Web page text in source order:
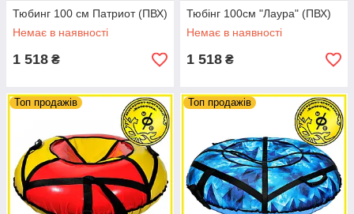
Тюбинг 100 см Патриот (ПВХ)
Немає в наявності
1 518 ₴
Тюбінг 100см "Лаура" (ПВХ)
Немає в наявності
1 518 ₴
Топ продажів Топ продажів